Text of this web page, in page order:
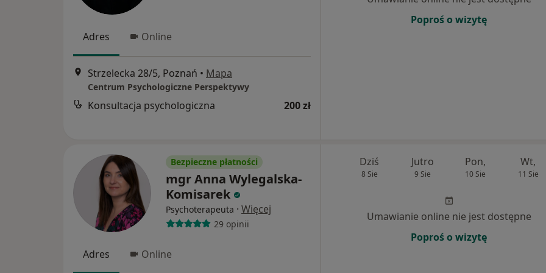
Adres Online
Strzelecka 28/5, Poznań • Mapa
Centrum Psychologiczne Perspektywy
Konsultacja psychologiczna 200 zł
Poproś o wizytę
Bezpieczne płatności
mgr Anna Wylegalska-
Komisarek
Psychoterapeuta · Więcej
29 opinii
Adres Online
Dziś
8 Sie
Jutro
9 Sie
Pon,
10 Sie
Wt,
11 Sie
Umawianie online nie jest dostępne
Poproś o wizytę